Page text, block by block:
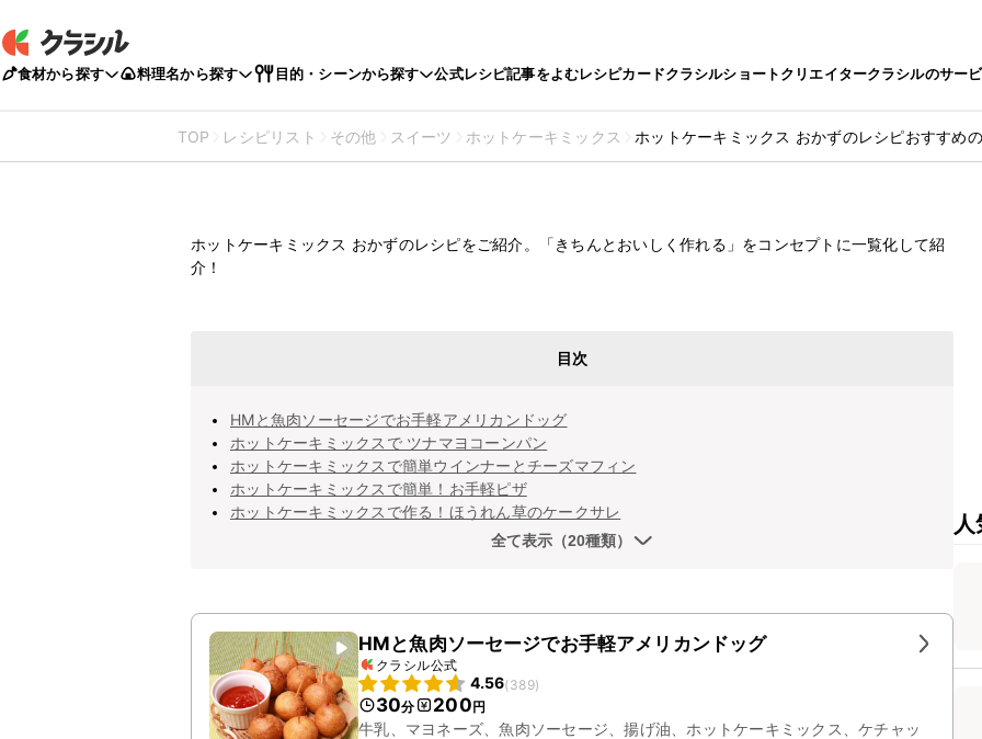
食材から探す 料理名から探す 目的・シーンから探す 公式レシピ記事をよむレシピカードクラシルショートクリエイタークラシルのサー
TOP レシピリスト その他 スイーツ ホットケーキミックス ホットケーキミックス おかずのレシピおすすめ
おかずのレシピおすすめの30選を紹介
ホットケーキミックス おかずのレシピをご紹介。「きちんとおいしく作れる」をコンセプトに一覧化して紹
介！
目次
HMと魚肉ソーセージでお手軽アメリカンドッグ
ホットケーキミックスで ツナマヨコーンパン
ホットケーキミックスで簡単ウインナーとチーズマフィン
ホットケーキミックスで簡単！お手軽ピザ
ホットケーキミックスで作る！ほうれん草のケークサレ
全て表示（20種類）
HMと魚肉ソーセージでお手軽アメリカンドッグ
クラシル公式
4.56(389)
30分 200円
牛乳、マヨネーズ、魚肉ソーセージ、揚げ油、ホットケーキミックス、ケチャッ